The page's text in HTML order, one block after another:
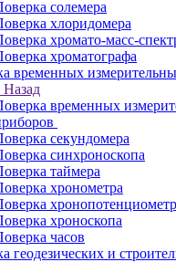
солемера
хлоридомера
хромато-масс-
хроматографа
временных
Назад
временных
секундомера
синхроноскопа
таймера
хронометра
хроноскопа
часов
геодезических и